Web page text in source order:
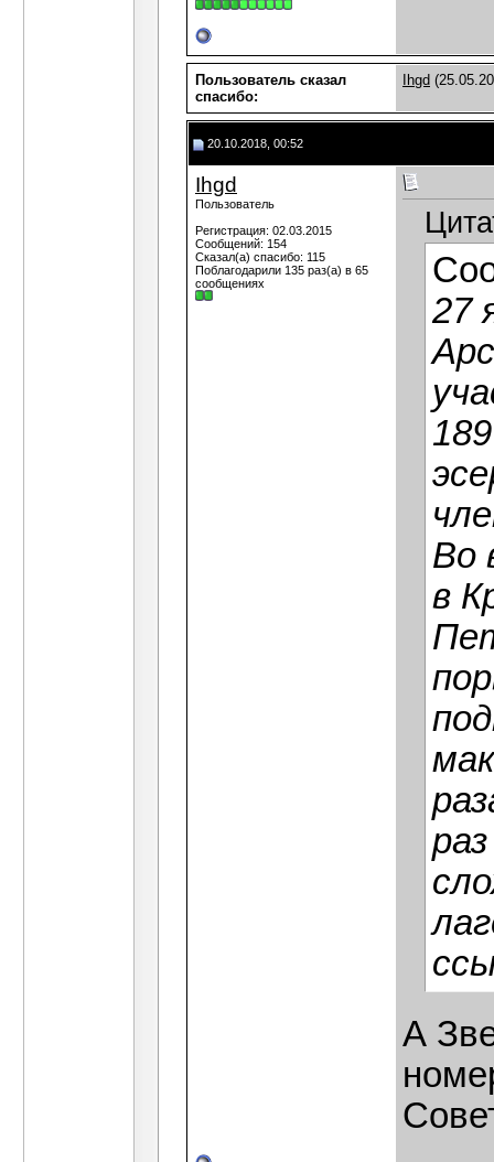
Пользователь сказал
cпасибо:
Ihgd
20.10.2018, 00:52
Ihgd
Пользователь
Регистрация: 02.03.2015
Сообщений: 154
Сказал(а) спасибо: 115
Поблагодарили 135 раз(а) в 65
сообщениях
27
Во
в
А